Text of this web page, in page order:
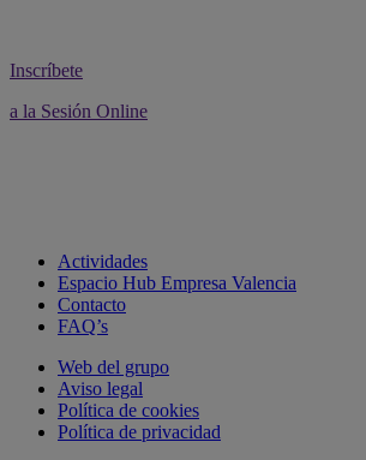
Inscríbete
a la Sesión Online
Actividades
Espacio Hub Empresa Valencia
Contacto
FAQ’s
Web del grupo
Aviso legal
Política de cookies
Política de privacidad